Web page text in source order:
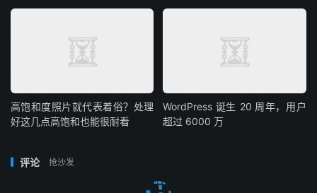
高饱和度照片就代表着俗？处理
好这几点高饱和也能很耐看
WordPress 诞生 20 周年，用户
超过 6000 万
评论 抢沙发